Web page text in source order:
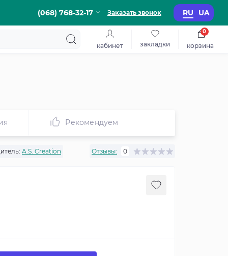
(068) 768-32-17 Заказать звонок RU UA
кабинет закладки корзина
0
Рекомендуем
A.S. Creation Отзывы: 0